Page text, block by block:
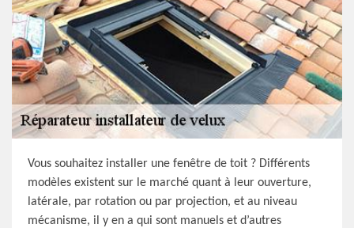
Vous souhaitez installer une fenêtre de toit ? Différents
modèles existent sur le marché quant à leur ouverture,
latérale, par rotation ou par projection, et au niveau
mécanisme, il y en a qui sont manuels et d’autres